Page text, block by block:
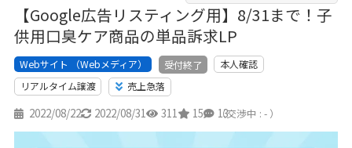
【Google広告リスティング用】8/31まで！子
供用口臭ケア商品の単品訴求LP
Webサイト （Webメディア） 受付終了
本人確認
リアルタイム譲渡
売上急落
2022/08/22 2022/08/31 311 15 13
（交渉中 : - ）